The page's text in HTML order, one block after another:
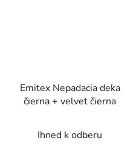
Emitex Nepadacia deka
čierna + velvet čierna
Ihned k odberu